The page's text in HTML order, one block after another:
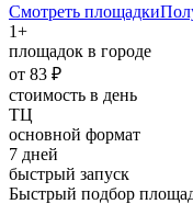
Смотреть площадки
1+
площадок в городе
от 83 ₽
стоимость в день
ТЦ
основной формат
7 дней
быстрый запуск
Быстрый подбор